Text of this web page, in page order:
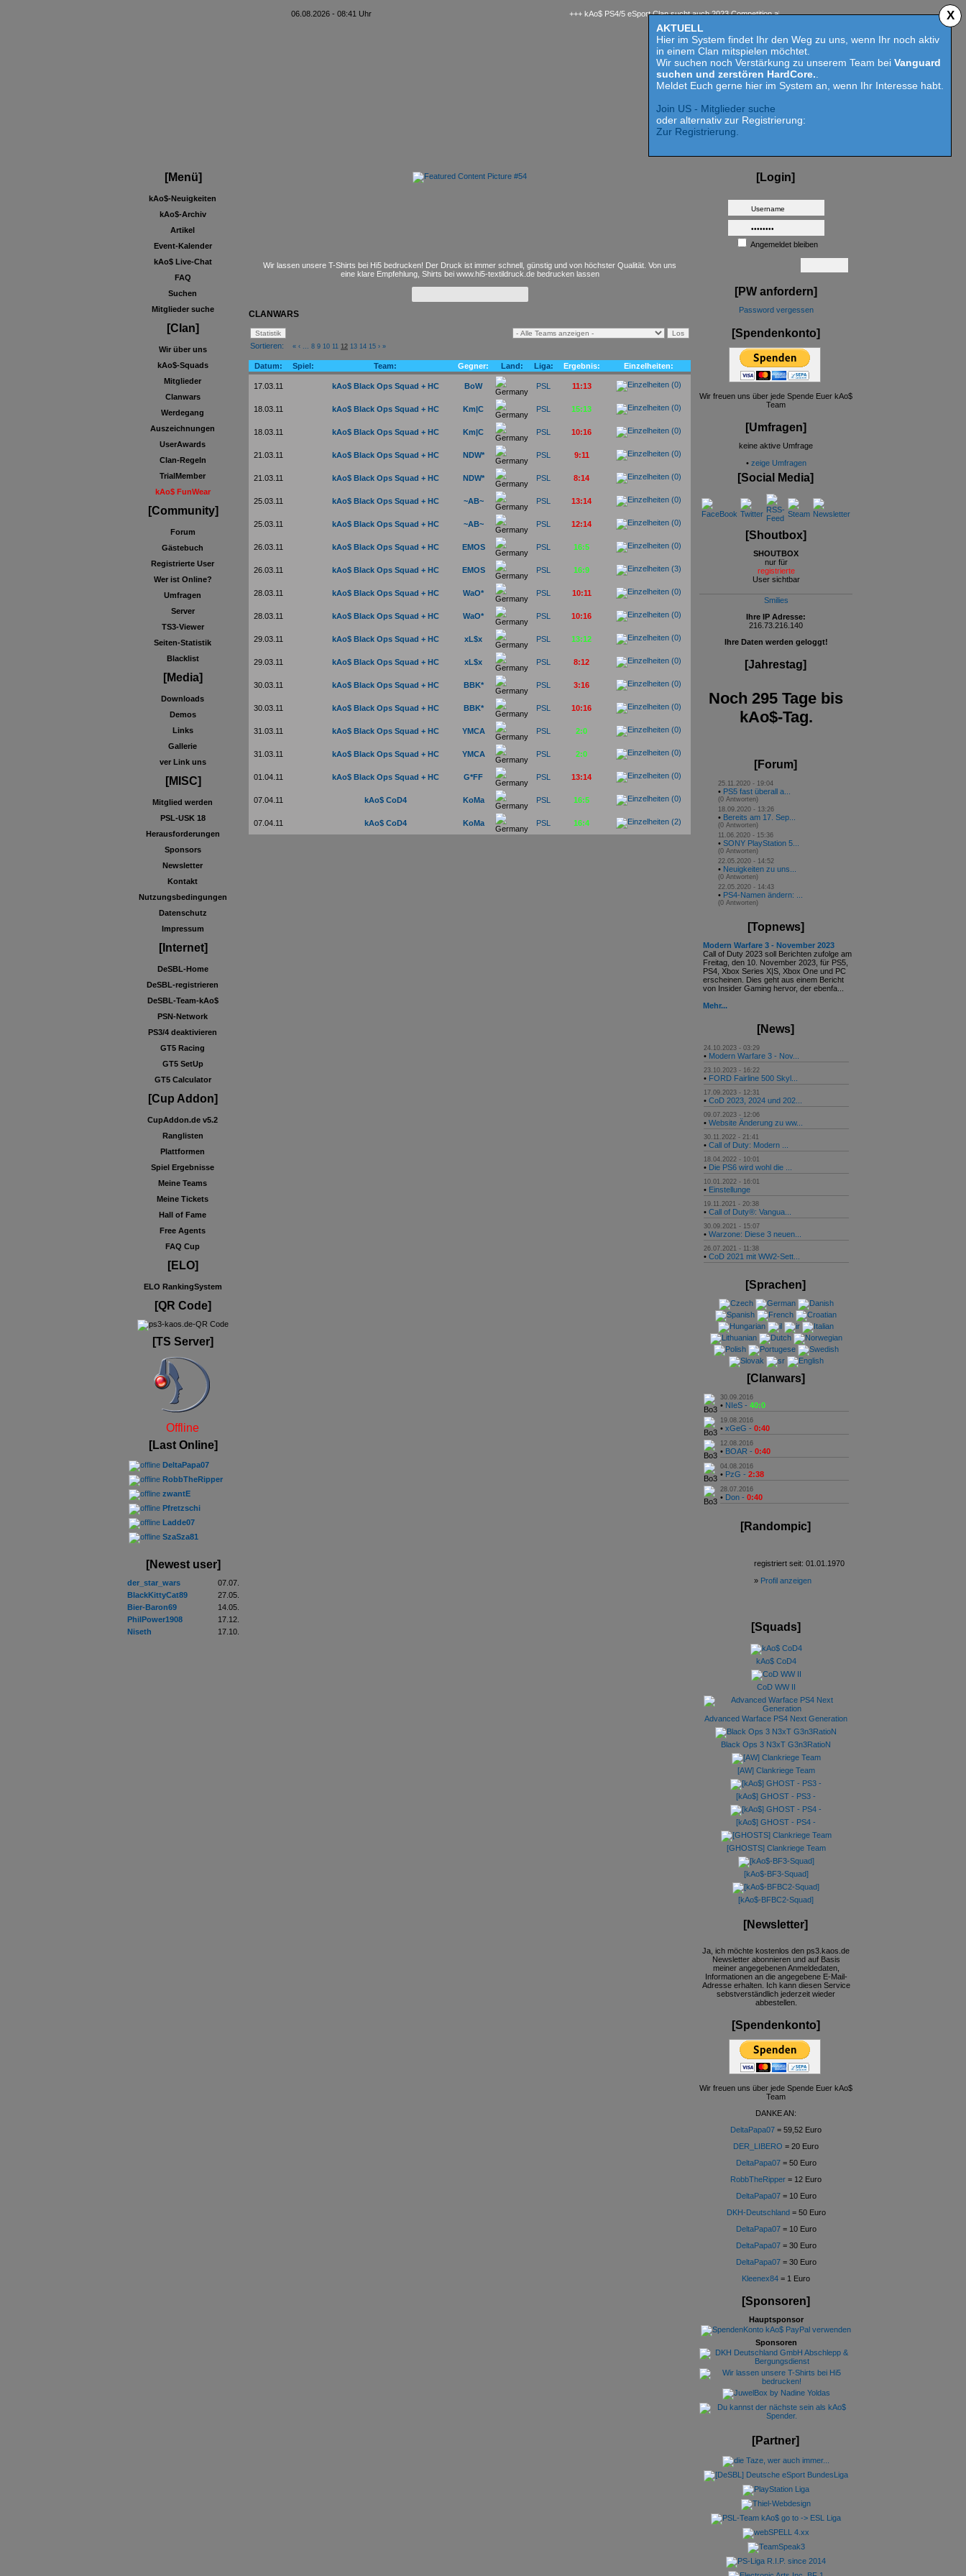
AKTUELL
Hier im System findet Ihr den Weg zu uns, wenn Ihr noch aktiv
in einem Clan mitspielen möchtet.
Wir suchen noch Verstärkung zu unserem Team bei Vanguard
suchen und zerstören HardCore.
Meldet Euch gerne hier im System an, wenn Ihr Interesse habt.
Join US - Mitglieder suche
oder alternativ zur Registrierung:
Zur Registrierung.
X
06.08.2026 - 08:41 Uhr +++ kAo$ PS4/5 eSport Clan sucht auch 2023 Competition aktive Mitspieler für Call of Duty MW 2 - HardCore suchen
[Menü]
kAo$-Neuigkeiten
kAo$-Archiv
Artikel
Event-Kalender
kAo$ Live-Chat
FAQ
Suchen
Mitglieder suche
[Clan]
Wir über uns
kAo$-Squads
Mitglieder
Clanwars
Werdegang
Auszeichnungen
UserAwards
Clan-Regeln
TrialMember
kAo$ FunWear
[Community]
Forum
Gästebuch
Registrierte User
Wer ist Online?
Umfragen
Server
TS3-Viewer
Seiten-Statistik
Blacklist
[Media]
Downloads
Demos
Links
Gallerie
ver Link uns
[MISC]
Mitglied werden
PSL-USK 18
Herausforderungen
Sponsors
Newsletter
Kontakt
Nutzungsbedingungen
Datenschutz
Impressum
[Internet]
DeSBL-Home
DeSBL-registrieren
DeSBL-Team-kAo$
PSN-Network
PS3/4 deaktivieren
GT5 Racing
GT5 SetUp
GT5 Calculator
[Cup Addon]
CupAddon.de v5.2
Ranglisten
Plattformen
Spiel Ergebnisse
Meine Teams
Meine Tickets
Hall of Fame
Free Agents
FAQ Cup
[ELO]
ELO RankingSystem
[QR Code]
[TS Server]
Offline
[Last Online]
DeltaPapa07
RobbTheRipper
zwantE
Pfretzschi
Ladde07
SzaSza81
[Newest user]
der_star_wars
07.07.
BlackKittyCat89
27.05.
Bier-Baron69
14.05.
PhilPower1908
17.12.
Niseth
17.10.
CLANWARS
Sortieren: « ‹ 8 9 10 11 12 13 14 15 › »
Datum: Spiel: Team: Gegner: Land: Liga: Ergebnis: Einzelheiten:
17.03.11 kAo$ Black Ops Squad + HC BoW PSL 11:13 (0)
18.03.11 kAo$ Black Ops Squad + HC Km|C PSL 15:13 (0)
18.03.11 kAo$ Black Ops Squad + HC Km|C PSL 10:16 (0)
21.03.11 kAo$ Black Ops Squad + HC NDW* PSL 9:11 (0)
21.03.11 kAo$ Black Ops Squad + HC NDW* PSL 8:14 (0)
25.03.11 kAo$ Black Ops Squad + HC ~AB~ PSL 13:14 (0)
25.03.11 kAo$ Black Ops Squad + HC ~AB~ PSL 12:14 (0)
26.03.11 kAo$ Black Ops Squad + HC EMOS PSL 16:5 (0)
26.03.11 kAo$ Black Ops Squad + HC EMOS PSL 16:9 (3)
28.03.11 kAo$ Black Ops Squad + HC WaO* PSL 10:11 (0)
28.03.11 kAo$ Black Ops Squad + HC WaO* PSL 10:16 (0)
29.03.11 kAo$ Black Ops Squad + HC xL$x PSL 13:12 (0)
29.03.11 kAo$ Black Ops Squad + HC xL$x PSL 8:12 (0)
30.03.11 kAo$ Black Ops Squad + HC BBK* PSL 3:16 (0)
30.03.11 kAo$ Black Ops Squad + HC BBK* PSL 10:16 (0)
31.03.11 kAo$ Black Ops Squad + HC YMCA PSL 2:0 (0)
31.03.11 kAo$ Black Ops Squad + HC YMCA PSL 2:0 (0)
01.04.11 kAo$ Black Ops Squad + HC G*FF PSL 13:14 (0)
07.04.11 kAo$ CoD4 KoMa PSL 16:5 (0)
07.04.11 kAo$ CoD4 KoMa PSL 16:4 (2)
[Login]
Angemeldet bleiben
[PW anfordern]
Password vergessen
[Spendenkonto]
Wir freuen uns über jede Spende Euer kAo$
Team
[Umfragen]
keine aktive Umfrage
• zeige Umfragen
[Social Media]
[Shoutbox]
SHOUTBOX
nur für
registrierte
User sichtbar
Smilies
Ihre IP Adresse:
216.73.216.140
Ihre Daten werden geloggt!
[Jahrestag]
Noch 295 Tage bis
kAo$-Tag.
[Forum]
25.11.2020 - 19:04
• PS5 fast überall a...
(0 Antworten)
18.09.2020 - 13:26
• Bereits am 17. Sep...
(0 Antworten)
11.06.2020 - 15:36
• SONY PlayStation 5...
(0 Antworten)
22.05.2020 - 14:52
• Neuigkeiten zu uns...
(0 Antworten)
22.05.2020 - 14:43
• PS4-Namen ändern: ...
(0 Antworten)
[Topnews]
Modern Warfare 3 - November 2023
Call of Duty 2023 soll Berichten zufolge am
Freitag, den 10. November 2023, für PS5,
PS4, Xbox Series X|S, Xbox One und PC
erscheinen. Dies geht aus einem Bericht
von Insider Gaming hervor, der ebenfa...
Mehr...
[News]
24.10.2023 - 03:29
• Modern Warfare 3 - Nov...
23.10.2023 - 16:22
• FORD Fairline 500 Skyl...
17.09.2023 - 12:31
• CoD 2023, 2024 und 202...
09.07.2023 - 12:06
• Website Änderung zu ww...
30.11.2022 - 21:41
• Call of Duty: Modern ...
18.04.2022 - 10:01
• Die PS6 wird wohl die ...
10.01.2022 - 16:01
• Einstellunge
19.11.2021 - 20:38
• Call of Duty®: Vangua...
30.09.2021 - 15:07
• Warzone: Diese 3 neuen...
26.07.2021 - 11:38
• CoD 2021 mit WW2-Sett...
[Sprachen]
[Clanwars]
30.09.2016
• NIeS - 40:0
19.08.2016
• xGeG - 0:40
12.08.2016
• BOAR - 0:40
04.08.2016
• PzG - 2:38
28.07.2016
• Don - 0:40
[Randompic]
registriert seit: 01.01.1970
» Profil anzeigen
[Squads]
kAo$ CoD4
CoD WW II
Advanced Warface PS4 Next Generation
Black Ops 3 N3xT G3n3RatioN
[AW] Clankriege Team
[kAo$] GHOST - PS3 -
[kAo$] GHOST - PS4 -
[GHOSTS] Clankriege Team
[kAo$-BF3-Squad]
[kAo$-BFBC2-Squad]
[Newsletter]
Ja, ich möchte kostenlos den ps3.kaos.de
Newsletter abonnieren und auf Basis
meiner angegebenen Anmeldedaten,
Informationen an die angegebene E-Mail-
Adresse erhalten. Ich kann diesen Service
sebstverständlich jederzeit wieder
abbestellen.
[Spendenkonto]
Wir freuen uns über jede Spende Euer kAo$
Team
DANKE AN:
DeltaPapa07 = 59,52 Euro
DER_LIBERO = 20 Euro
DeltaPapa07= 50 Euro
RobbTheRipper = 12 Euro
DeltaPapa07= 10 Euro
DKH-Deutschland = 50 Euro
DeltaPapa07= 10 Euro
DeltaPapa07= 30 Euro
DeltaPapa07= 30 Euro
Kleenex84 = 1 Euro
[Sponsoren]
Hauptsponsor
Sponsoren
[Partner]